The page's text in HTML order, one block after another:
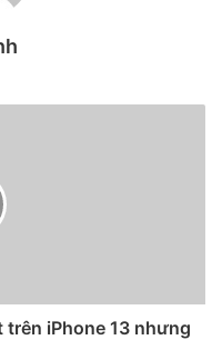
iPhone 13 nhưng